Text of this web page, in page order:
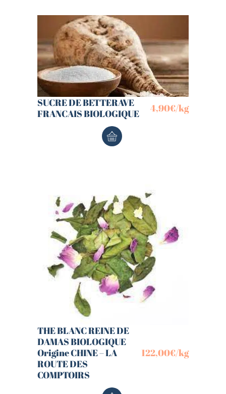
SUCRE DE BETTERAVE
FRANCAIS BIOLOGIQUE
4,90€/kg
THE BLANC REINE DE
DAMAS BIOLOGIQUE
Origine CHINE – LA
ROUTE DES
COMPTOIRS
122,00€/kg